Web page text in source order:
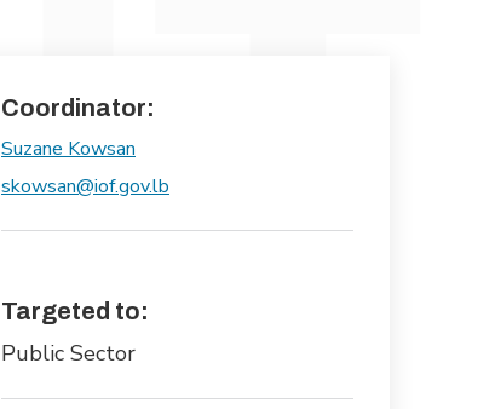
Coordinator:
Suzane Kowsan
skowsan@iof.gov.lb
Targeted to:
Public Sector